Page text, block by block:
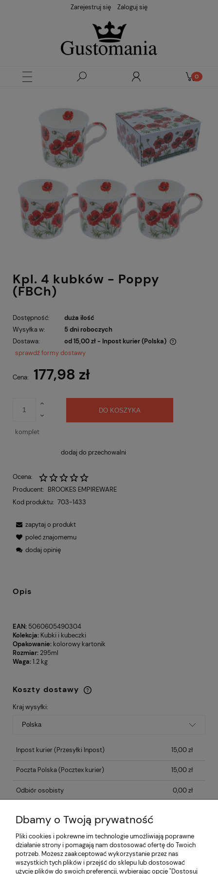
Zarejestruj się Zaloguj się
Kpl. 4 kubków - Poppy
(FBCh)
Dostępność:
duża ilość
Wysyłka w:
5 dni roboczych
Dostawa:
od 15,00 zł - Inpost kurier (Polska)
Cena nie zawiera ewentualnych kosztów płatności
sprawdź formy dostawy
Cena: 177,98 zł
komplet
DO KOSZYKA
dodaj do przechowalni
Ocena:
Producent: BROOKES EMPIREWARE
Kod produktu: 703-1433
zapytaj o produkt
poleć znajomemu
dodaj opinię
Opis
EAN: 5060605490304
Kolekcja: Kubki i kubeczki
Opakowanie: kolorowy kartonik
Rozmiar: 295ml
Waga:1.2 kg
Koszty dostawy
Cena nie zawiera ewentualnych kosztów
płatności
Kraj wysyłki:
Inpost kurier(Przesyłki Inpost) 15,00 zł
Poczta Polska(Pocztex kurier) 15,00 zł
Odbiór osobisty 0,00 zł
Opinie o produkcie (0)
Informacje
Dbamy o Twoją prywatność
Pliki cookies i pokrewne im technologie umożliwiają poprawne
działanie strony i pomagają nam dostosować ofertę do Twoich
potrzeb. Możesz zaakceptować wykorzystanie przez nas
wszystkich tych plików i przejść do sklepu lub dostosować
użycie plików do swoich preferencji, wybierając opcję "Dostosuj